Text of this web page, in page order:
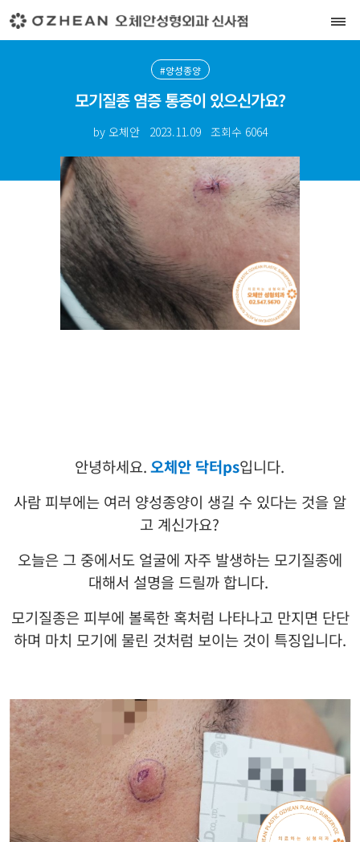
#양성종양
모기질종 염증 통증이 있으신가요?
by 오체안 2023.11.09 조회수 6064
안녕하세요.오체안 닥터ps입니다.
사람 피부에는 여러 양성종양이 생길 수 있다는 것을 알
고 계신가요?
오늘은 그 중에서도 얼굴에 자주 발생하는 모기질종에
대해서 설명을 드릴까 합니다.
모기질종은 피부에 볼록한 혹처럼 나타나고 만지면 단단
하며 마치 모기에 물린 것처럼 보이는 것이 특징입니다.